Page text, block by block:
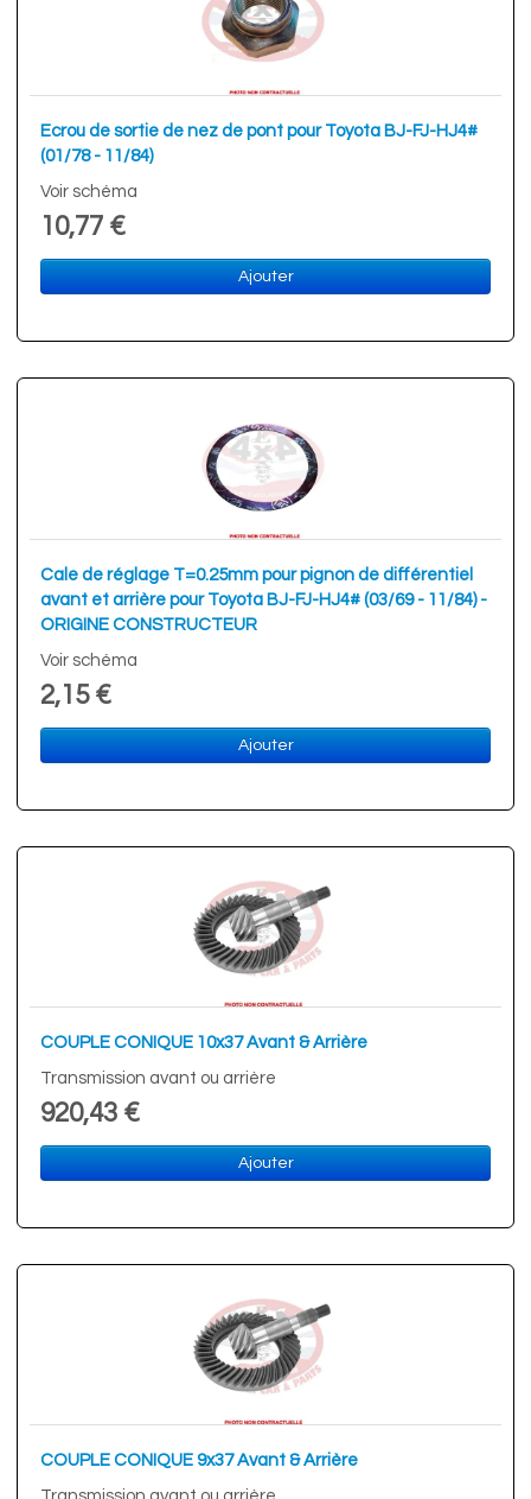
Ecrou de sortie de nez de pont pour Toyota BJ-FJ-HJ4#
(01/78 - 11/84)
Voir schéma
10,77 €
Ajouter
Cale de réglage T=0.25mm pour pignon de différentiel
avant et arrière pour Toyota BJ-FJ-HJ4# (03/69 - 11/84) -
ORIGINE CONSTRUCTEUR
Voir schéma
2,15 €
Ajouter
COUPLE CONIQUE 10x37 Avant & Arrière
Transmission avant ou arrière
920,43 €
Ajouter
COUPLE CONIQUE 9x37 Avant & Arrière